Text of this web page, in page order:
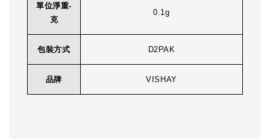
單位淨重-
克
0.1g
包裝方式 D2PAK
品牌 VISHAY